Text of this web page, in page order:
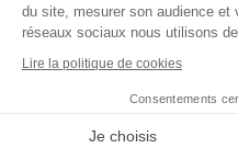
du site, mesurer son audience et
réseaux sociaux nous utilisons
Lire la politique de cookies
Consentements
Je choisis